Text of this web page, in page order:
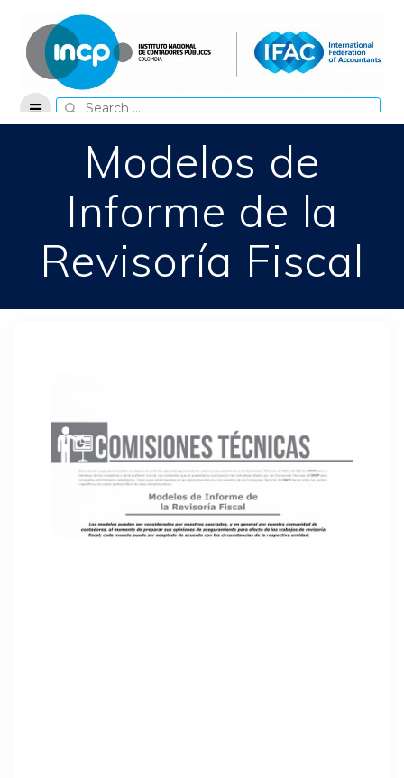
content
Search
for:
Modelos de
Informe de la
Revisoría Fiscal